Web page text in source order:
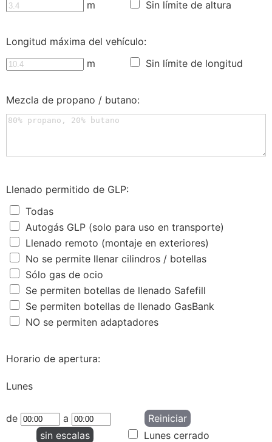
m
Sin límite de altura
Longitud máxima del vehículo:
m
Sin límite de longitud
Mezcla de propano / butano:
Llenado permitido de GLP:
Todas
Autogás GLP (solo para uso en transporte)
Llenado remoto (montaje en exteriores)
No se permite llenar cilindros / botellas
Sólo gas de ocio
Se permiten botellas de llenado Safefill
Se permiten botellas de llenado GasBank
NO se permiten adaptadores
Horario de apertura:
Lunes
de a
Reiniciar
sin escalas
Lunes cerrado